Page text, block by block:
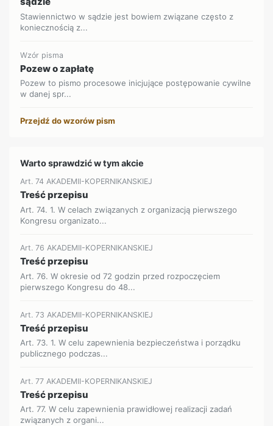
Stawiennictwo w sądzie jest bowiem związane często z
koniecznością z...
Wzór pisma
Pozew o zapłatę
Pozew to pismo procesowe inicjujące postępowanie cywilne
w danej spr...
Przejdź do wzorów pism
Warto sprawdzić w tym akcie
Art. 74 AKADEMII-KOPERNIKANSKIEJ
Treść przepisu
Art. 74. 1. W celach związanych z organizacją pierwszego
Kongresu organizato...
Art. 76 AKADEMII-KOPERNIKANSKIEJ
Treść przepisu
Art. 76. W okresie od 72 godzin przed rozpoczęciem
pierwszego Kongresu do 48...
Art. 73 AKADEMII-KOPERNIKANSKIEJ
Treść przepisu
Art. 73. 1. W celu zapewnienia bezpieczeństwa i porządku
publicznego podczas...
Art. 77 AKADEMII-KOPERNIKANSKIEJ
Treść przepisu
Art. 77. W celu zapewnienia prawidłowej realizacji zadań
związanych z organi...